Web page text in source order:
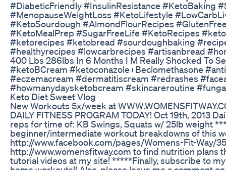
#DiabeticFriendly #InsulinResistance #KetoBaking
#MenopauseWeightLoss #KetoLifestyle
#KetoSourdough #AlmondFlourRecipes
#KetoMealPrep #SugarFreeLife #KetoRecipes
#ketorecipes #ketobread #sourdoughbaking
#healthyrecipes #lowcarbrecipes #artisanbread
400 Lbs 286lbs In 6 Months I M Really Shocked To
#ketoBCream #ketoconazole+Beclomethasone
#eczemacream #dermatitiscream #redrashes
#howmanydaysketobcream #skincareroutine
Keto Diet Sweet Vlog
New Workouts 5x/week at
DAILY FITNESS PROGRAM TODAY! Oct 19th, 2013
reps for time of: KB Swings, Squats w/ 25lb weight
beginner/intermediate workout breakdowns of this
http://www.facebook.com/pages/Womens-Fit-Way/
http://www.womensfitway.com to find nutrition plans
tutorial videos at my site! *****Finally, subscribe to